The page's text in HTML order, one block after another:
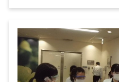
機能管理が新設された際
射線療法、緩和ケアおよ
る方の周術期の口腔機能
す。 「周術期」とは、手